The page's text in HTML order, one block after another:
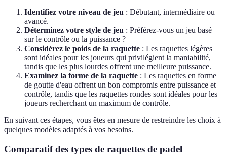
Identifiez votre niveau de jeu : Débutant, intermédiaire ou
avancé.
Déterminez votre style de jeu : Préférez-vous un jeu basé
sur le contrôle ou la puissance ?
Considérez le poids de la raquette : Les raquettes légères
sont idéales pour les joueurs qui privilégient la maniabilité,
tandis que les plus lourdes offrent une meilleure puissance.
Examinez la forme de la raquette : Les raquettes en forme
de goutte d'eau offrent un bon compromis entre puissance et
contrôle, tandis que les raquettes rondes sont idéales pour les
joueurs recherchant un maximum de contrôle.
En suivant ces étapes, vous êtes en mesure de restreindre les choix à
quelques modèles adaptés à vos besoins.
Comparatif des types de raquettes de padel